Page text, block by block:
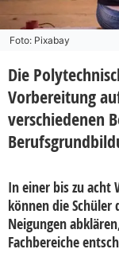
Foto: Pixabay
Die
Vorbereitung
verschiedenen
In einer bis zu acht
können die Schüler
Neigungen
Fachbereiche